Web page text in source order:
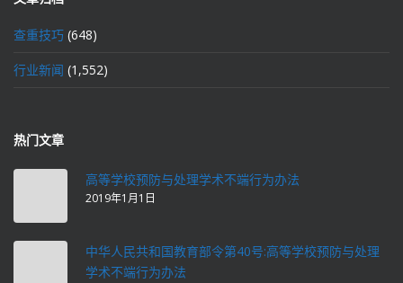
查重技巧 (648)
行业新闻 (1,552)
热门文章
高等学校预防与处理学术不端行为办法
2019年1月1日
中华人民共和国教育部令第40号:高等学校预防与处理
学术不端行为办法